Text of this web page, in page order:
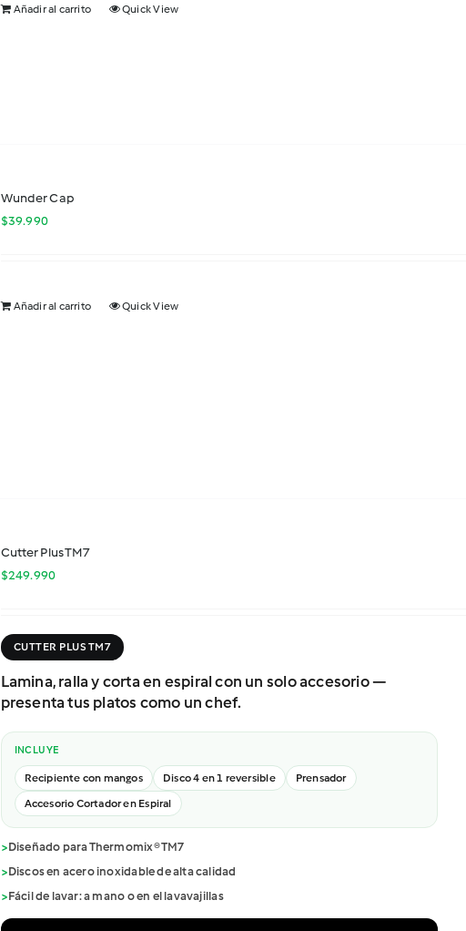
Añadir al carrito Quick View
Wunder Cap
$39.990
Añadir al carrito Quick View
Cutter Plus TM7
$249.990
CUTTER PLUS TM7
Lamina, ralla y corta en espiral con un solo accesorio —
presenta tus platos como un chef.
INCLUYE
Recipiente con mangos Disco 4 en 1 reversible
Prensador
Accesorio Cortador en Espiral
>Diseñado para Thermomix® TM7
>Discos en acero inoxidable de alta calidad
>Fácil de lavar: a mano o en el lavavajillas